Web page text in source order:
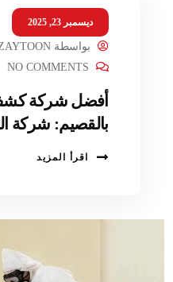
ديسمبر 23, 2025
بواسطة
NO COMMENTS
أفضل شركة
بالقصيم: شركة الفوذان
اقرأ المزيد